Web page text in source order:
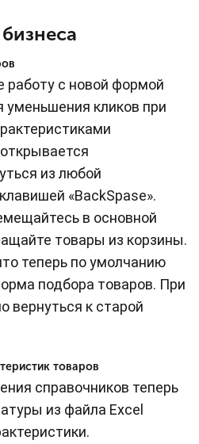
с новой формой
уменьшения кликов при
из любой
«BackSpase».
в основной
товары из корзины.
теперь по умолчанию
подбора товаров. При
вернуться к старой
товаров
справочников теперь
из файла Excel